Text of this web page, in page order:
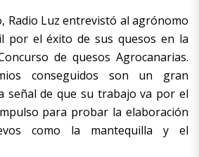
Radio Luz entrevistó al agrónomo
por el éxito de sus quesos en la
de quesos Agrocanarias.
conseguidos son un gran
señal de que su trabajo va por el
para probar la elaboración
como la mantequilla y el